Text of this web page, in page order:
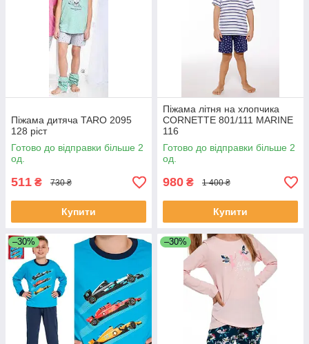
Піжама дитяча TARO 2095
128 ріст
Готово до відправки більше 2
од.
511 ₴ 730 ₴
Купити
Піжама літня на хлопчика
CORNETTE 801/111 MARINE
116
Готово до відправки більше 2
од.
980 ₴ 1 400 ₴
Купити
–30% –30%